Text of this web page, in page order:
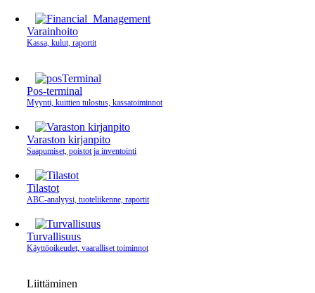
Varainhoito
Kassa, kulut, raportit
Pos-terminal
Myynti, kuittien tulostus, kassatoiminnot
Varaston kirjanpito
Saapumiset, poistot ja inventointi
Tilastot
ABC-analyysi, tuoteliikenne, raportit
Turvallisuus
Käyttöoikeudet, vaaralliset toiminnot
Liittäminen